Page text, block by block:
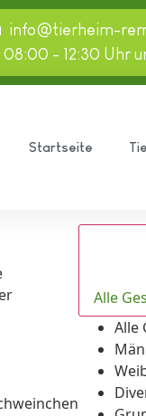
info@tierheim-
- 12:30 Uhr
Startseite
Alle
Alle